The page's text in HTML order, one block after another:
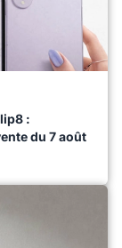
:
du 7 août